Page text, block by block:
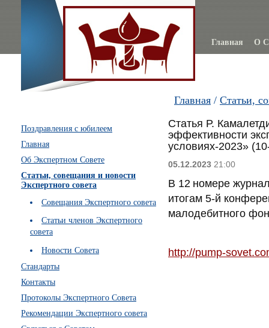
Главная О
Главная / Статьи,
Поздравления с юбилеем
Главная
Об Экспертном Совете
Статьи, совещания и новости
Экспертного совета
Совещания Экспертного совета
Статьи членов Экспертного
совета
Новости Совета
Стандарты
Контакты
Протоколы Экспертного Совета
Рекомендации Экспертного совета
Статья Р.
эффективности
условиях-2023»
05.12.2023 21:00
В 12 номере
итогам 5-й
малодебитного
http://pump-